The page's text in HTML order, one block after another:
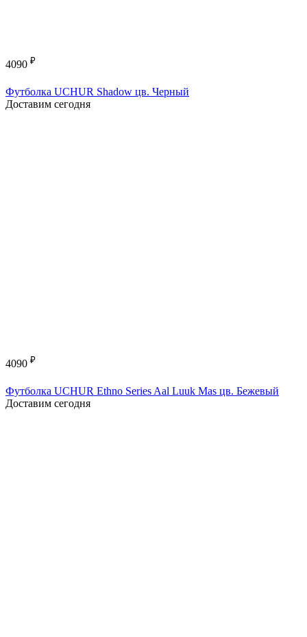
4090 ₽
Футболка UCHUR Shadow цв. Черный
Доставим сегодня
4090 ₽
Футболка UCHUR Ethno Series Aal Luuk Mas цв. Бежевый
Доставим сегодня